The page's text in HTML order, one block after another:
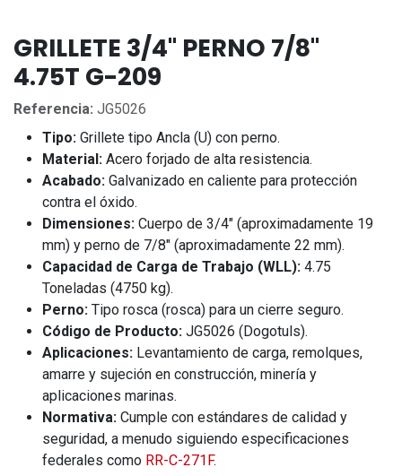
GRILLETE 3/4" PERNO 7/8"
4.75T G-209
Referencia: JG5026
Tipo: Grillete tipo Ancla (U) con perno.
Material: Acero forjado de alta resistencia.
Acabado: Galvanizado en caliente para protección
contra el óxido.
Dimensiones: Cuerpo de 3/4" (aproximadamente 19
mm) y perno de 7/8" (aproximadamente 22 mm).
Capacidad de Carga de Trabajo (WLL): 4.75
Toneladas (4750 kg).
Perno: Tipo rosca (rosca) para un cierre seguro.
Código de Producto: JG5026 (Dogotuls).
Aplicaciones: Levantamiento de carga, remolques,
amarre y sujeción en construcción, minería y
aplicaciones marinas.
Normativa: Cumple con estándares de calidad y
seguridad, a menudo siguiendo especificaciones
federales como RR-C-271F.